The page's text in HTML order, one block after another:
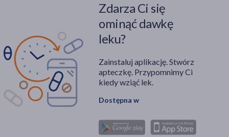
Zdarza Ci się
ominąć dawkę
leku?
Zainstaluj aplikację. Stwórz
apteczkę. Przypomnimy Ci
kiedy wziąć lek.
Dostępna w